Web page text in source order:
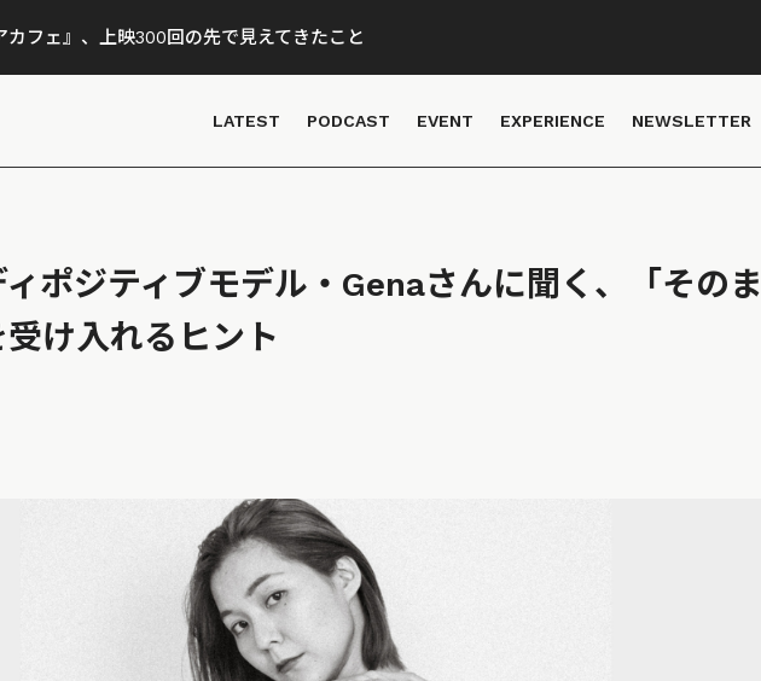
カフェ』、上映300回の先で見えてきたこと
LATEST PODCAST EVENT EXPERIENCE NEWSLETTER
ポジティブモデル・Genaさんに聞く、「そのま
け入れるヒント